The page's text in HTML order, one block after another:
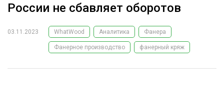
ЛЕСНОЕ ХОЗЯЙСТВО
ЛЕСОЗАГОТОВКА
России не сбавляет оборотов
03.11.2023 WhatWood Аналитика Фанера
Фанерное производство фанерный кряж